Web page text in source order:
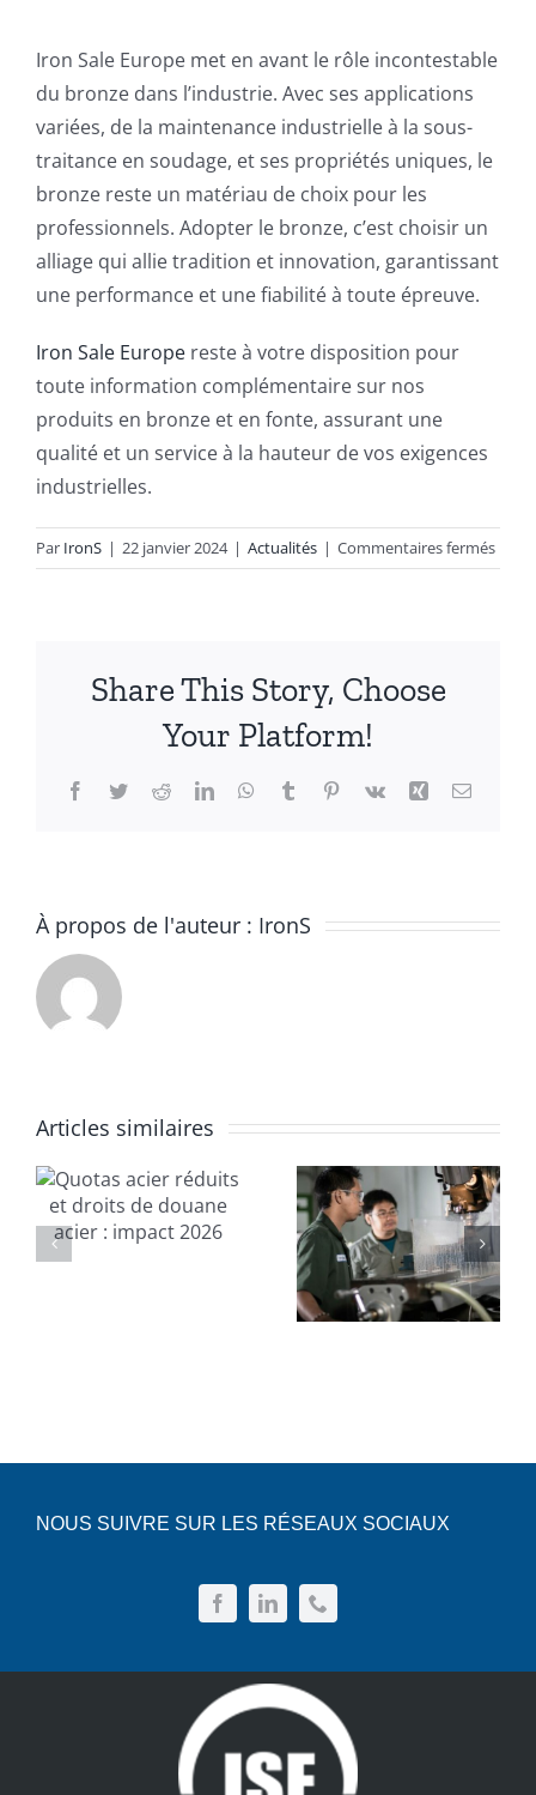
Iron Sale Europe met en avant le rôle incontestable
du bronze dans l’industrie. Avec ses applications
variées, de la maintenance industrielle à la sous-
traitance en soudage, et ses propriétés uniques, le
bronze reste un matériau de choix pour les
professionnels. Adopter le bronze, c’est choisir un
alliage qui allie tradition et innovation, garantissant
une performance et une fiabilité à toute épreuve.
Iron Sale Europe reste à votre disposition pour
toute information complémentaire sur nos
produits en bronze et en fonte, assurant une
qualité et un service à la hauteur de vos exigences
industrielles.
Par IronS | 22 janvier 2024 | Actualités | Commentaires ferméssur
Share This Story, Choose
Your Platform!
Facebook
TwitterRedditLinkedInWhatsApp
TumblrPinterest
Vk Xing Email
À propos de l'auteur : IronS
Articles similaires
Usinage :
un métier
choisir
pour
réussir vos
projets
NOUS SUIVRE SUR LES RÉSEAUX SOCIAUX